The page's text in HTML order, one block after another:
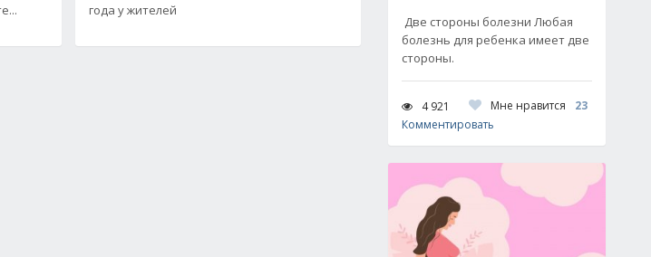
года у жителей
Две стороны болезни Любая
болезнь для ребенка имеет две
стороны.
4 921 Мне нравится
23
Комментировать